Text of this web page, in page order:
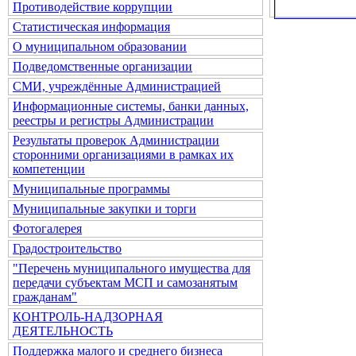
Противодействие коррупции
Статистическая информация
О муниципальном образовании
Подведомственные организации
СМИ, учреждённые Администрацией
Информационные системы, банки данных,
реестры и регистры Администрации
Результаты проверок Администрации
сторонними организациями в рамках их
компетенции
Муниципальные программы
Муниципальные закупки и торги
Фотогалерея
Градостроительство
"Перечень муниципального имущества для
передачи субъектам МСП и самозанятым
гражданам"
КОНТРОЛЬ-НАДЗОРНАЯ
ДЕЯТЕЛЬНОСТЬ
Поддержка малого и среднего бизнеса